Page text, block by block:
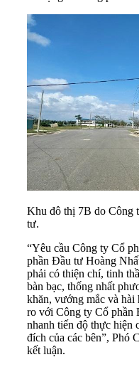
Khu đô thị 7B do Công
tư.
“Yêu cầu Công ty Cổ
phần Đầu tư Hoàng
phải có thiện chí, tinh
bàn bạc, thống nhất
khăn, vướng mắc và hài
ro với Công ty Cổ phần
nhanh tiến độ thực hiện
đích của các bên”, Phó
kết luận.